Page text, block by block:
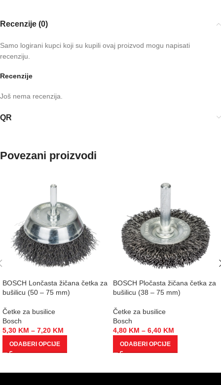
Recenzije (0)
Recenzije
Još nema recenzija.
Samo logirani kupci koji su kupili ovaj proizvod mogu napisati
recenziju.
QR
Povezani proizvodi
BOSCH Lončasta žičana četka za
bušilicu (50 – 75 mm)
Četke za busilice
Bosch
5,30 KM – 7,20 KM
ODABERI OPCIJE
BOSCH Pločasta žičana četka za
bušilicu (38 – 75 mm)
Četke za busilice
Bosch
4,80 KM – 6,40 KM
ODABERI OPCIJE